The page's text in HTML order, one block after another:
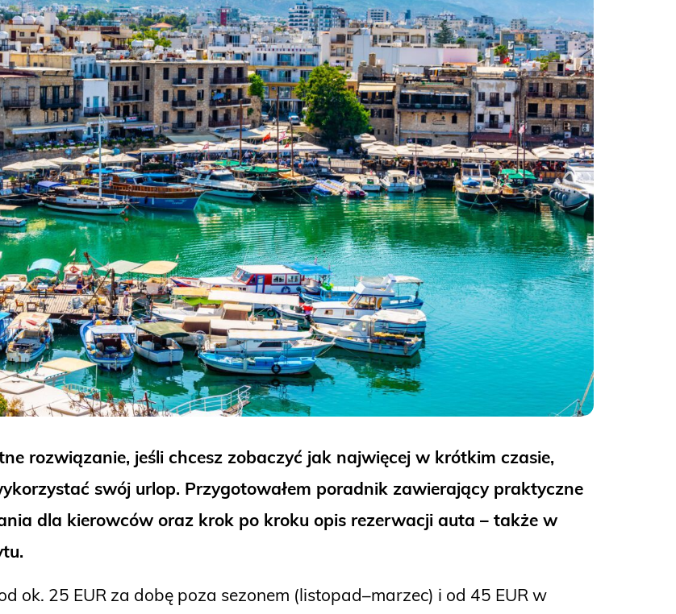
rozwiązanie, jeśli chcesz zobaczyć jak najwięcej w krótkim czasie,
swój urlop. Przygotowałem poradnik zawierający praktyczne
dla kierowców oraz krok po kroku opis rezerwacji auta – także w
ok. 25 EUR za dobę poza sezonem (listopad–marzec) i od 45 EUR w